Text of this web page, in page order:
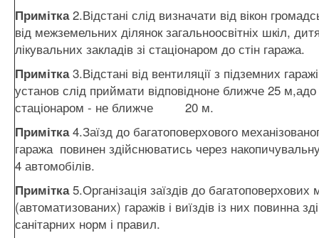
Примітка2.Відстані слід визначати від вікон
від межземельних ділянок загальноосвітніх шкіл,
лікувальних закладів зі стаціонаром до стін гаража.
Примітка3.Відстані від вентиляції з підземних
установ слід приймати відповідноне ближче 25 м,адо
стаціонаром - не ближче 20 м.
Примітка4.Заїзд до багатоповерхового
гаража повинен здійснюватись через
4 автомобілів.
Примітка5.Організація заїздів до багатоповерхових
(автоматизованих) гаражів і виїздів із них повинна
санітарних норм і правил.